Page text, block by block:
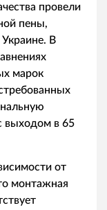
провели
пены,
В
марок
выходом в 65
от
монтажная